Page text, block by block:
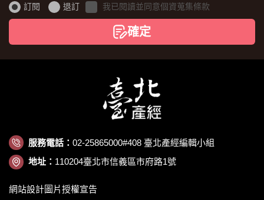
證
碼
訂閱 退訂 我已閱讀並同意個資蒐集條款
確定
服務電話： 02-25865000#408 臺北產經編輯小組
地址： 110204臺北市信義區市府路1號
網站設計圖片授權宣告